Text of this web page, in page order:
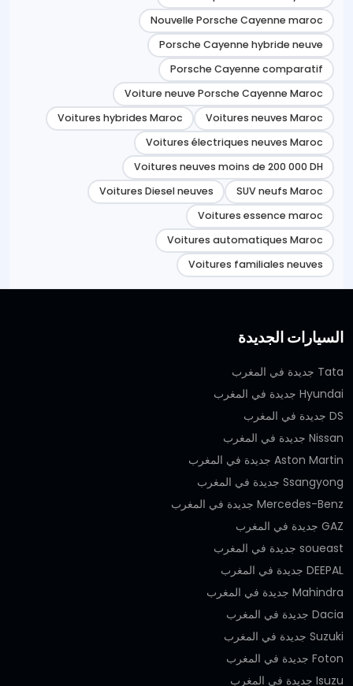
Nouvelle Porsche Cayenne maroc
Porsche Cayenne hybride neuve
Porsche Cayenne comparatif
Voiture neuve Porsche Cayenne Maroc
Voitures neuves Maroc
Voitures hybrides Maroc
Voitures électriques neuves Maroc
Voitures neuves moins de 200 000 DH
SUV neufs Maroc
Voitures Diesel neuves
Voitures essence maroc
Voitures automatiques Maroc
Voitures familiales neuves
السيارات الجديدة
Tata جديدة في المغرب
Hyundai جديدة في المغرب
DS جديدة في المغرب
Nissan جديدة في المغرب
Aston Martin جديدة في المغرب
Ssangyong جديدة في المغرب
Mercedes-Benz جديدة في المغرب
GAZ جديدة في المغرب
soueast جديدة في المغرب
DEEPAL جديدة في المغرب
Mahindra جديدة في المغرب
Dacia جديدة في المغرب
Suzuki جديدة في المغرب
Foton جديدة في المغرب
Isuzu جديدة في المغرب